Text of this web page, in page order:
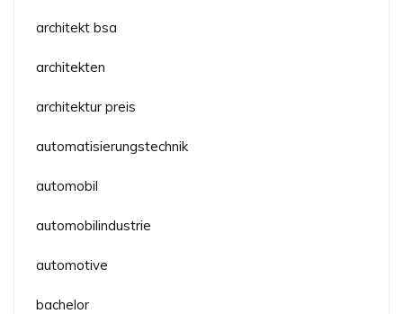
architekt bsa
architekten
architektur preis
automatisierungstechnik
automobil
automobilindustrie
automotive
bachelor